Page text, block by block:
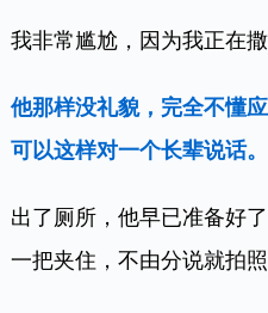
我非常尴尬，因为我正在撒
他那样没礼貌，完全不懂
可以这样对一个长辈说话。
出了厕所，他早已准备好
一把夹住，不由分说就拍照